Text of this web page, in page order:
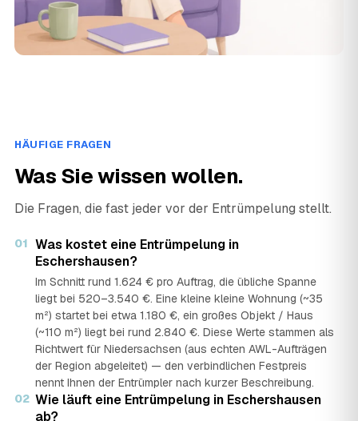
HÄUFIGE FRAGEN
Was Sie wissen wollen.
Die Fragen, die fast jeder vor der Entrümpelung stellt.
01 Was kostet eine Entrümpelung in
Eschershausen?
Im Schnitt rund 1.624 € pro Auftrag, die übliche Spanne
liegt bei 520–3.540 €. Eine kleine kleine Wohnung (~35
m²) startet bei etwa 1.180 €, ein großes Objekt / Haus
(~110 m²) liegt bei rund 2.840 €. Diese Werte stammen als
Richtwert für Niedersachsen (aus echten AWL-Aufträgen
der Region abgeleitet) — den verbindlichen Festpreis
nennt Ihnen der Entrümpler nach kurzer Beschreibung.
02 Wie läuft eine Entrümpelung in Eschershausen
ab?